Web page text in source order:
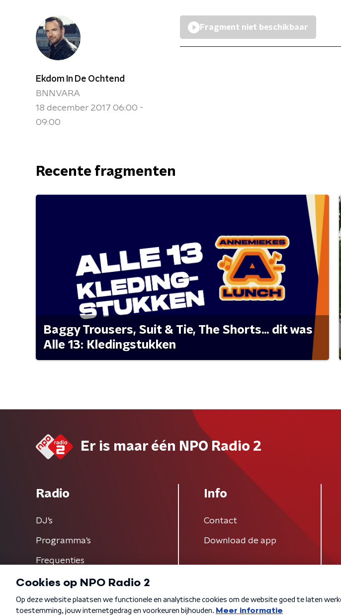
Ekdom In De Ochtend
BNNVARA
18 december 2017 06:00 -
09:00
Fragment niet beschikbaar
Recente fragmenten
Baggy Trousers, Suit & Tie, The Shorts... dit was
Alle 13: Kledingstukken
Er is maar één NPO Radio 2
Radio
DJ’s
Programma's
Frequenties
Info
Contact
Download de app